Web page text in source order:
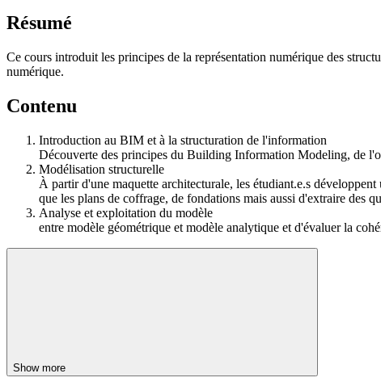
Résumé
Ce cours introduit les principes de la représentation numérique des
numérique.
Contenu
Introduction au BIM et à la structuration de l'information
Découverte des principes du Building Information Modeling, de
Modélisation structurelle
À partir d'une maquette architecturale, les étudiant.e.s
que les plans de coffrage, de fondations mais aussi d'extraire des
Analyse et exploitation du modèle
entre modèle géométrique et modèle analytique et d'évaluer la
Show more